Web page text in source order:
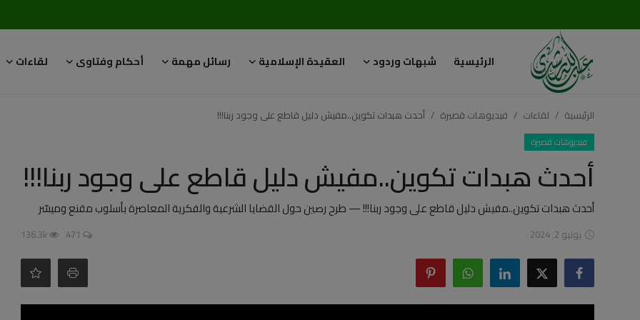
الرئيسية شبهات وردود العقيدة الإسلامية رسائل مهمة أحكام وفتاوى لقاءات
تسجيل
الدخول
شبهات وردود
العقيدة الإسلامية
رسائل مهمة
أحكام وفتاوى
الرئيسية لقاءات فيديوهات قصيرة أحدث هبدات تكوين..مفيش دليل قاطع على وجود ربنا!!!
فيديوهات قصيرة
أحدث هبدات تكوين..مفيش دليل قاطع على وجود ربنا!!!
أحدث هبدات تكوين..مفيش دليل قاطع على وجود ربنا!!! — طرح رصين حول القضايا الشرعية والفكرية المعاصرة بأسلوب مقنع وميسّر
يوليو 2, 2024 471
136.3k